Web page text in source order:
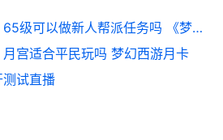
《梦幻西游》65级可以做新人帮派任务吗 《梦幻西游》65级攻略
月宫适合平民玩吗 梦幻西游月卡
试直播